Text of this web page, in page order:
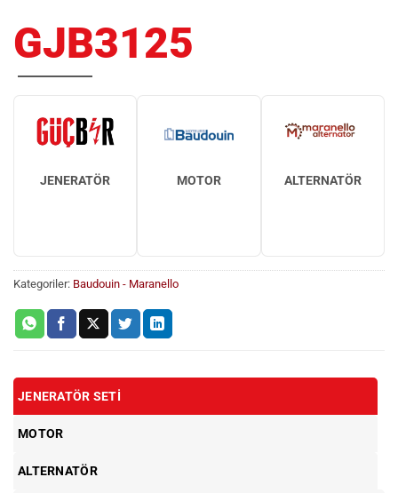
GJB3125
JENERATÖR MOTOR ALTERNATÖR
Kategoriler: Baudouin - Maranello
JENERATÖR SETI
MOTOR
ALTERNATÖR